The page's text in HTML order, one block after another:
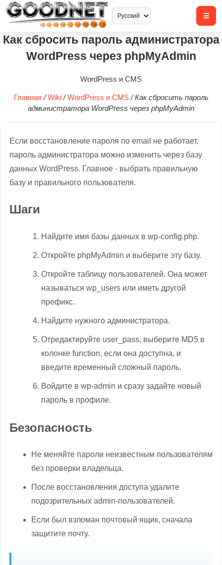
Как сбросить пароль администратора
WordPress через phpMyAdmin
WordPress и CMS
Главная / Wiki / WordPress и CMS / Как сбросить пароль
администратора WordPress через phpMyAdmin
Если восстановление пароля по email не работает,
пароль администратора можно изменить через базу
данных WordPress. Главное - выбрать правильную
базу и правильного пользователя.
Шаги
Найдите имя базы данных в wp-config.php.
Откройте phpMyAdmin и выберите эту базу.
Откройте таблицу пользователей. Она может
называться wp_users или иметь другой
префикс.
Найдите нужного администратора.
Отредактируйте user_pass, выберите MD5 в
колонке function, если она доступна, и
введите временный сложный пароль.
Войдите в wp-admin и сразу задайте новый
пароль в профиле.
Безопасность
Не меняйте пароли неизвестным пользователям
без проверки владельца.
После восстановления доступа удалите
подозрительных admin-пользователей.
Если был взломан почтовый ящик, сначала
защитите почту.